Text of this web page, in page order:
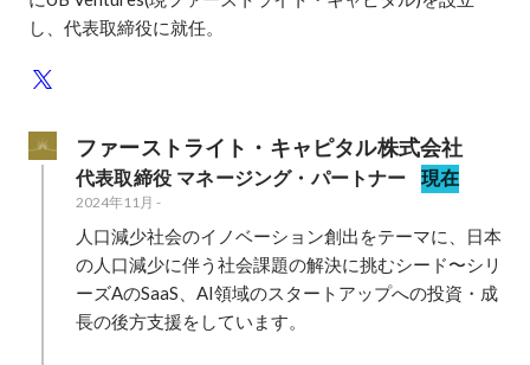
し、代表取締役に就任。
ファーストライト・キャピタル株式会社
代表取締役 マネージング・パートナー 現在
2024年11月 -
人口減少社会のイノベーション創出をテーマに、日本
の人口減少に伴う社会課題の解決に挑むシード〜シリ
ーズAのSaaS、AI領域のスタートアップへの投資・成